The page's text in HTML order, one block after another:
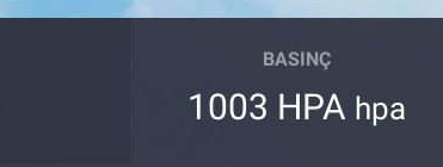
BASINÇ
1003 HPA hpa